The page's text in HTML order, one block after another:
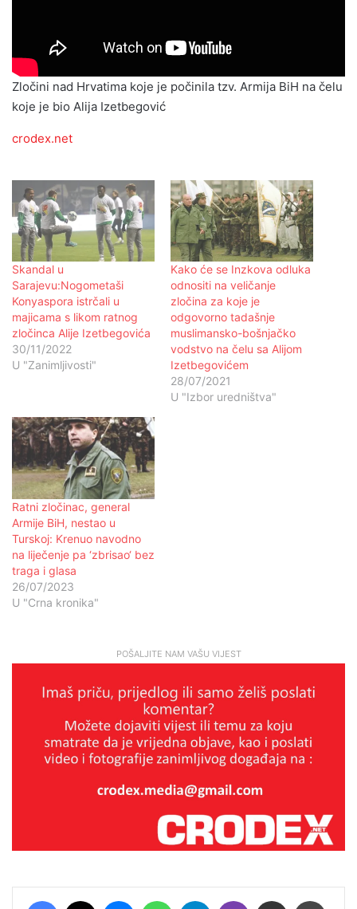
Zločini nad Hrvatima koje je počinila tzv. Armija BiH na čelu
koje je bio Alija Izetbegović
crodex.net
Skandal u
Sarajevu:Nogometaši
Konyaspora istrčali u
majicama s likom ratnog
zločinca Alije Izetbegovića
30/11/2022
U "Zanimljivosti"
Kako će se Inzkova odluka
odnositi na veličanje
zločina za koje je
odgovorno tadašnje
muslimansko-bošnjačko
vodstvo na čelu sa Alijom
Izetbegovićem
28/07/2021
U "Izbor uredništva"
Ratni zločinac, general
Armije BiH, nestao u
Turskoj: Krenuo navodno
na liječenje pa ‘zbrisao‘ bez
traga i glasa
26/07/2023
U "Crna kronika"
POŠALJITE NAM VAŠU VIJEST
Facebook MessengerWhatsAppTelegram Viber Podijeli putem E-maila